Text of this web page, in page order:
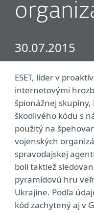
30.07.2015
ESET, líder v
internetovými
špionážnej
škodlivého kódu s
použitý na
vojenských
spravodajskej
boli taktiež
pyramídovú hru
Ukrajine. Podľa
kód zachytený aj v